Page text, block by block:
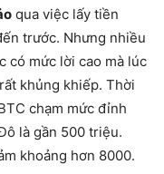
qua việc lấy tiền
trước. Nhưng nhiều
có mức lời cao mà lúc
khủng khiếp. Thời
chạm mức đỉnh
là gần 500 triệu.
khoảng hơn 8000.